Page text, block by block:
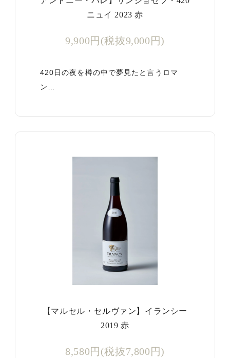
ニュイ 2023 赤
9,900円(税抜9,000円)
420日の夜を樽の中で夢見たと言うロマ
ン…
【マルセル・セルヴァン】イランシー
2019 赤
8,580円(税抜7,800円)